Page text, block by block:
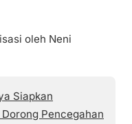
oleh Neni
Siapkan
Pencegahan